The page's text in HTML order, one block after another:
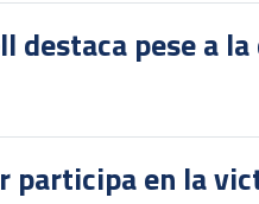
destaca pese a
participa en la